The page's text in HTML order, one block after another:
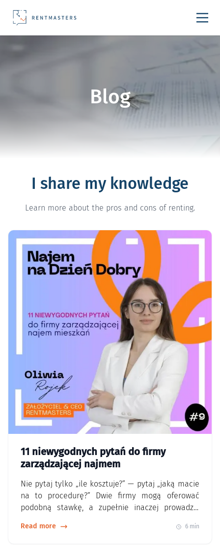
Blog
I share my knowledge
Learn more about the pros and cons of renting.
11 niewygodnych pytań do firmy
zarządzającej najmem
Nie pytaj tylko „ile kosztuje?” — pytaj „jaką macie
na to procedurę?” Dwie firmy mogą oferować
podobną stawkę, a zupełnie inaczej prowadzić
nie tylko cennik, ale też sposób podejmowania
Read more 6 min